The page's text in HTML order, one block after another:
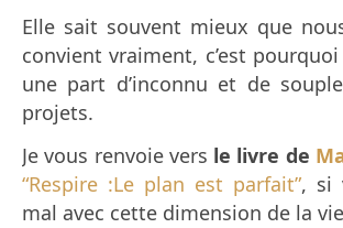
Elle sait souvent mieux que
convient vraiment, c’est
une part d’inconnu et de
projets.
Je vous renvoie vers le livre de
“Respire :Le plan est parfait”, si
mal avec cette dimension de la